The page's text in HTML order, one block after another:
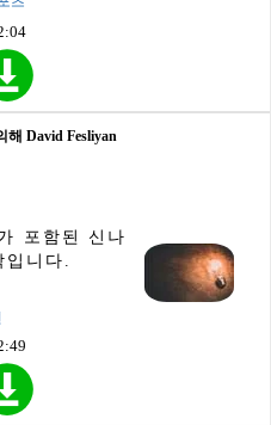
해 David Fesliyan
포함된 신나
입니다.